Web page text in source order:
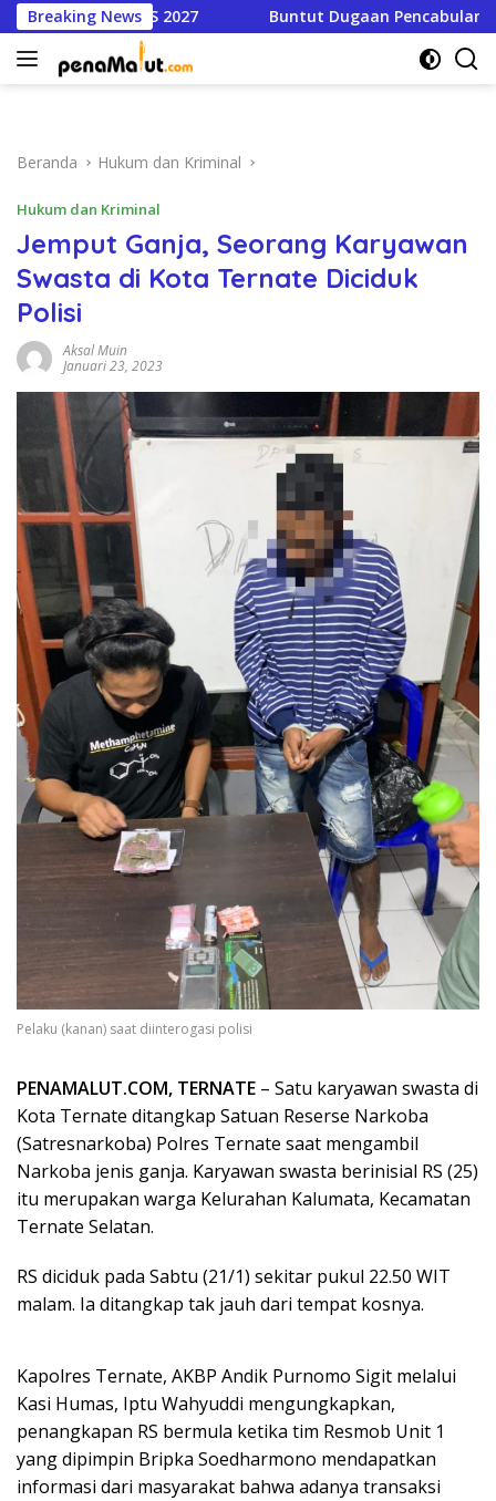
Langsung
ke
konten
Breaking News
2027 Buntut Dugaan Pencabulan, Dinas Pendidikan
Beranda Hukum dan Kriminal
Hukum dan Kriminal
Jemput Ganja, Seorang Karyawan
Swasta di Kota Ternate Diciduk
Polisi
Aksal Muin
Januari 23, 2023
Pelaku (kanan) saat diinterogasi polisi
PENAMALUT.COM, TERNATE – Satu karyawan swasta di
Kota Ternate ditangkap Satuan Reserse Narkoba
(Satresnarkoba) Polres Ternate saat mengambil
Narkoba jenis ganja. Karyawan swasta berinisial RS (25)
itu merupakan warga Kelurahan Kalumata, Kecamatan
Ternate Selatan.
RS diciduk pada Sabtu (21/1) sekitar pukul 22.50 WIT
malam. Ia ditangkap tak jauh dari tempat kosnya.
Kapolres Ternate, AKBP Andik Purnomo Sigit melalui
Kasi Humas, Iptu Wahyuddi mengungkapkan,
penangkapan RS bermula ketika tim Resmob Unit 1
yang dipimpin Bripka Soedharmono mendapatkan
informasi dari masyarakat bahwa adanya transaksi